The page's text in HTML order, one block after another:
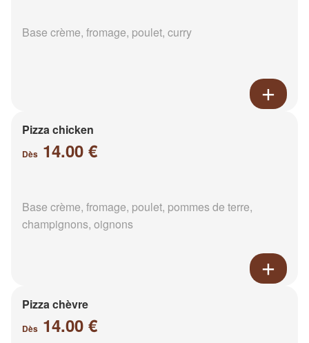
Base crème, fromage, poulet, curry
Pizza chicken
Dès 14.00 €
Base crème, fromage, poulet, pommes de terre,
champignons, oignons
Pizza chèvre
Dès 14.00 €